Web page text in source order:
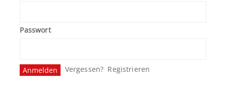
n
Passwort
Vergessen? Registrieren